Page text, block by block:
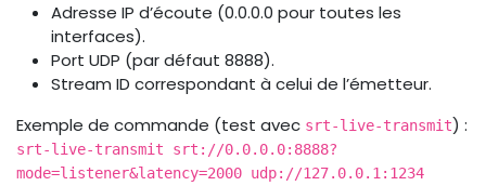
Adresse IP d’écoute (0.0.0.0 pour toutes les
interfaces).
Port UDP (par défaut 8888).
Stream ID correspondant à celui de l’émetteur.
Exemple de commande (test avec srt-live-transmit) :
srt-live-transmit srt://0.0.0.0:8888?
mode=listener&latency=2000 udp://127.0.0.1:1234